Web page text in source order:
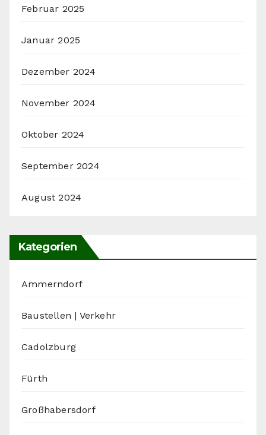
Februar 2025
Januar 2025
Dezember 2024
November 2024
Oktober 2024
September 2024
August 2024
Kategorien
Ammerndorf
Baustellen | Verkehr
Cadolzburg
Fürth
Großhabersdorf